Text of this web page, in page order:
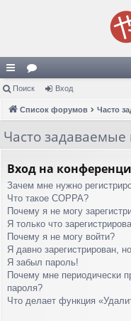
с
ы
лк
ор
ум
Поиск Вход
Список форумов Часто
Часто задаваемые
Вход на
Зачем мне нужно
Что такое COPPA?
Почему я не могу
Я только что
Почему я не могу войти?
Я давно зарегистрирован,
Я забыл пароль!
Почему мне периодически
пароля?
Что делает функция